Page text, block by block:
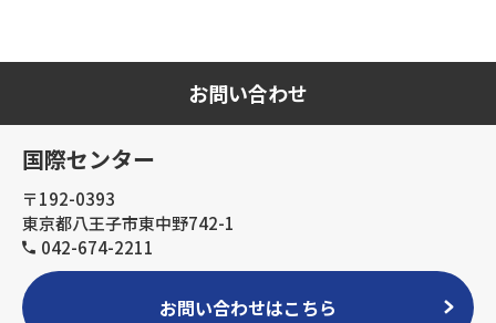
お問い合わせ
国際センター
〒192-0393
東京都八王子市東中野742-1
042-674-2211
お問い合わせはこちら